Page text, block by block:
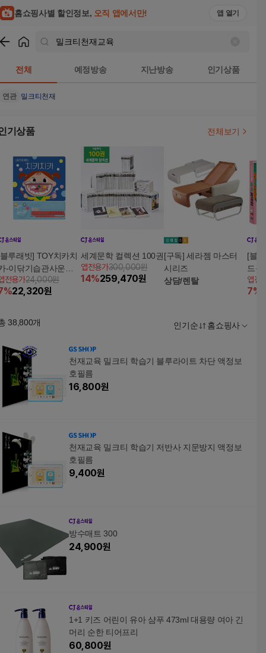
홈쇼핑사별 할인정보, 오직 앱에서만! 앱 열기
전체 예정방송 지난방송 인기상품
연관 밀크티천재
기상품 전체보기
루래빗] TOY치카치
-이닦기습관사운드
전용가24,000원
%22,320원
세계문학 컬렉션 100권
앱전용가300,000원
14%259,470원
[구독] 세라젬 마스터
시리즈
상담/렌탈
[블
드북
앱전
7%
38,800개 인기순 홈쇼핑사
천재교육 밀크티 학습기 블루라이트 차단 액정보
호필름
16,800원
천재교육 밀크티 학습기 저반사 지문방지 액정보
호필름
9,400원
방수매트 300
24,900원
1+1 키즈 어린이 유아 샴푸 473ml 대용량 여아 긴
머리 순한 티어프리
60,800원